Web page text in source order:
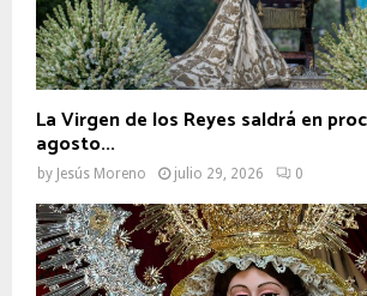
La Virgen de los Reyes saldrá en
agosto...
by Jesús Moreno julio 29, 2026 0